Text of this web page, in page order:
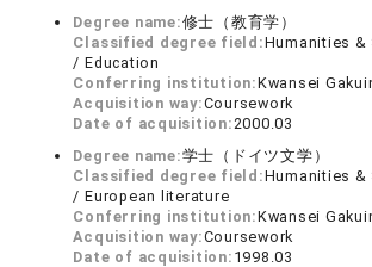
Degree name:修士（教育学）
Classified degree field:Humanities &
/ Education
Conferring institution:Kwansei
Acquisition way:Coursework
Date of acquisition: 2000.03
Degree name:学士（ドイツ文学）
Classified degree field:Humanities &
/ European literature
Conferring institution:Kwansei
Acquisition way:Coursework
Date of acquisition: 1998.03